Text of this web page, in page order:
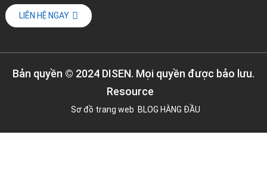
LIÊN HỆ NGAY
Bản quyền © 2024 DISEN. Mọi quyền được bảo lưu.
Resource
Sơ đồ trang web BLOG HÀNG ĐẦU